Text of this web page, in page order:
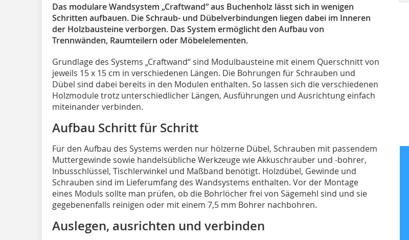
Das modulare Wandsystem „Craftwand“ aus Buchenholz lässt sich in wenigen
Schritten aufbauen. Die Schraub- und Dübelverbindungen liegen dabei im Inneren
der Holzbausteine verborgen. Das System ermöglicht den Aufbau von
Trennwänden, Raumteilern oder Möbelelementen.
Grundlage des Systems „Craftwand“ sind Modulbausteine mit einem Querschnitt von
jeweils 15 x 15 cm in verschiedenen Längen. Die Bohrungen für Schrauben und
Dübel sind dabei bereits in den Modulen enthalten. So lassen sich die verschiedenen
Holzmodule trotz unterschiedlicher Längen, Ausführungen und Ausrichtung einfach
miteinander verbinden.
Aufbau Schritt für Schritt
Für den Aufbau des Systems werden nur hölzerne Dübel, Schrauben mit passendem
Muttergewinde sowie handelsübliche Werkzeuge wie Akkuschrauber und -bohrer,
Inbusschlüssel, Tischlerwinkel und Maßband benötigt. Holzdübel, Gewinde und
Schrauben sind im Lieferumfang des Wandsystems enthalten. Vor der Montage
eines Moduls sollte man prüfen, ob die Bohrlöcher frei von Sägemehl sind und sie
gegebenenfalls reinigen oder mit einem 7,5 mm Bohrer nachbohren.
Auslegen, ausrichten und verbinden